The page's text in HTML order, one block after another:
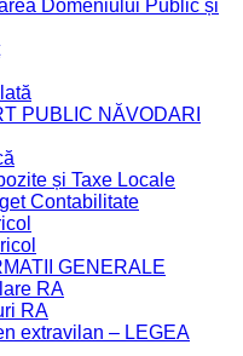
Domeniului Public și
PUBLIC NĂVODARI
și Taxe Locale
Contabilitate
GENERALE
RA
RA
extravilan – LEGEA